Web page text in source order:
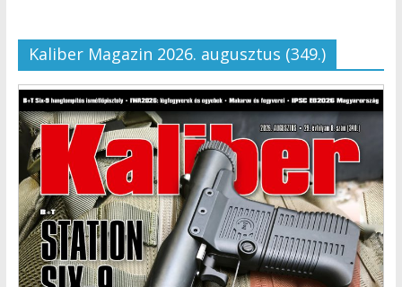
Kaliber Magazin 2026. augusztus (349.)